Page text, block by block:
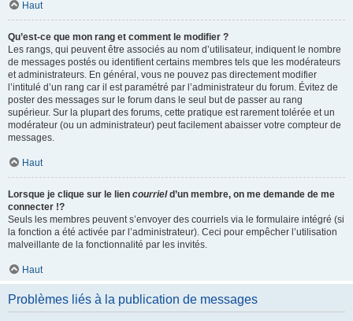
Haut
Qu’est-ce que mon rang et comment le modifier ?
Les rangs, qui peuvent être associés au nom d’utilisateur, indiquent le nombre
de messages postés ou identifient certains membres tels que les modérateurs
et administrateurs. En général, vous ne pouvez pas directement modifier
l’intitulé d’un rang car il est paramétré par l’administrateur du forum. Évitez de
poster des messages sur le forum dans le seul but de passer au rang
supérieur. Sur la plupart des forums, cette pratique est rarement tolérée et un
modérateur (ou un administrateur) peut facilement abaisser votre compteur de
messages.
Haut
Lorsque je clique sur le lien courrield’un membre, on me demande de me
connecter !?
Seuls les membres peuvent s’envoyer des courriels via le formulaire intégré (si
la fonction a été activée par l’administrateur). Ceci pour empêcher l’utilisation
malveillante de la fonctionnalité par les invités.
Haut
Problèmes liés à la publication de messages